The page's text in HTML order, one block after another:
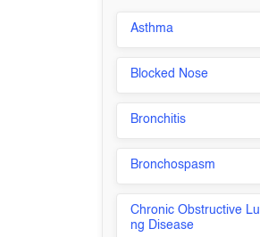
Asthma
Blocked Nose
Bronchitis
Bronchospasm
Chronic Obstructive Lu
ng Disease